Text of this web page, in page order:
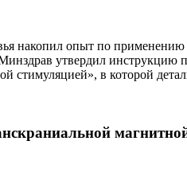
накопил опыт по
утвердил инструкцию
стимуляцией», в которой